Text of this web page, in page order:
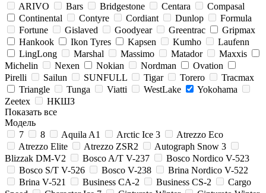
ARIVO
Bars Bridgestone Centara
Compasal
Continental
Contyre Cordiant Dunlop
Formula
Fortune
Gislaved Goodyear Greentrac
Gripmax
Hankook
Ikon Tyres Kapsen Kumho
Laufenn
LingLong
Marshal Massimo Matador
Maxxis
Michelin
Nexen Nokian Nordman
Ovation
Pirelli
Sailun SUNFULL Tigar Torero
Tracmax
Triangle
Tunga Viatti WestLake
Yokohama
Zeetex
НКШЗ
Показать все
Модель
7
8 Aquila A1 Arctic Ice 3
Atrezzo Eco
Atrezzo Elite
Atrezzo ZSR2
Autograph Snow 3
Blizzak DM-V2
Bosco A/T V-237
Bosco Nordico V-523
Bosco S/T V-526
Bosco V-238
Brina Nordico V-522
Brina V-521
Business CA-2 Business CS-2
Cargo